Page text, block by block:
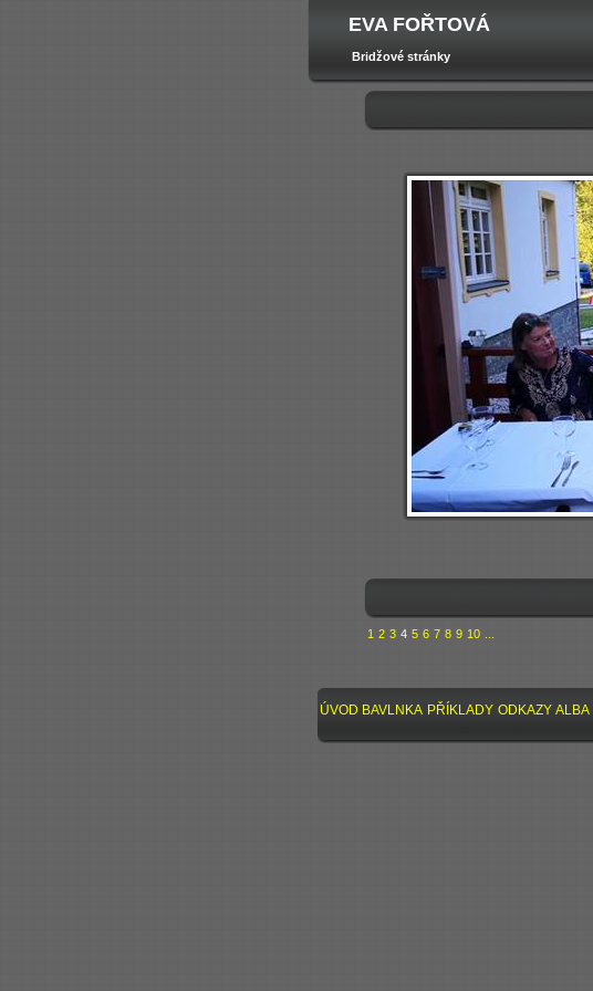
EVA FOŘTOVÁ
Bridžové stránky
1 2 3 4 5 6 7 8 9 10
ÚVOD BAVLNKA PŘÍKLADY ODKAZY ALBA